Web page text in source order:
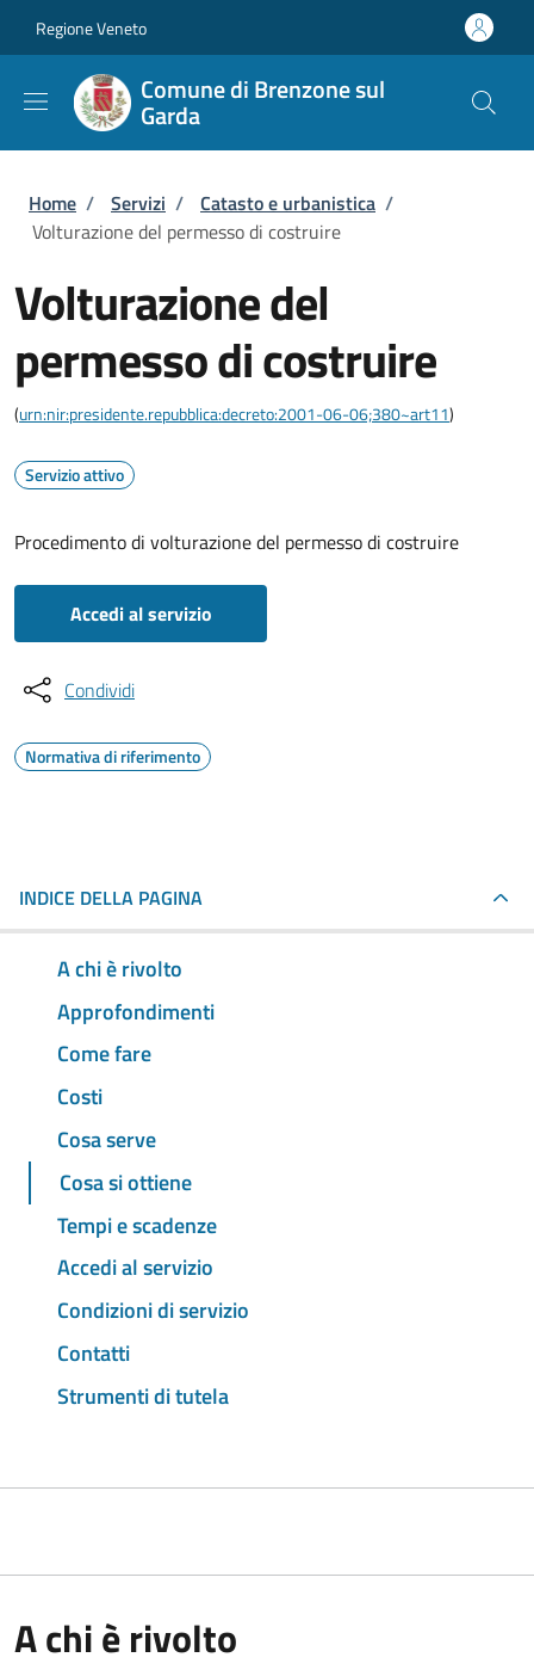
Regione Veneto
Comune di Brenzone sul
Garda
Briciole di pane
Home / Servizi / Catasto e urbanistica /
Volturazione del permesso di costruire
Volturazione del
permesso di costruire
(urn:nir:presidente.repubblica:decreto:2001-06-06;380~art11)
Servizio attivo
Procedimento di volturazione del permesso di costruire
Accedi al servizio
Condividi
Normativa di riferimento
INDICE DELLA PAGINA
A chi è rivolto
Approfondimenti
Come fare
Costi
Cosa serve
Cosa si ottiene
Tempi e scadenze
Accedi al servizio
Condizioni di servizio
Contatti
Strumenti di tutela
A chi è rivolto